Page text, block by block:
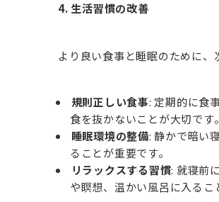
4. 生活習慣の改善
より良い食事と睡眠のために、
規則正しい食事: 定期的に食
食を抜かないことが大切です。
睡眠環境の整備: 静かで暗い
ることが重要です。
リラックスする習慣: 就寝前
や瞑想、温かい風呂に入るこ